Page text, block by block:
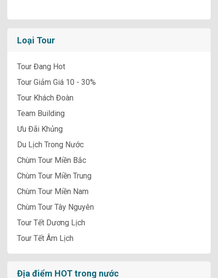
Loại Tour
Tour Đang Hot
Tour Giảm Giá 10 - 30%
Tour Khách Đoàn
Team Building
Ưu Đãi Khủng
Du Lịch Trong Nước
Chùm Tour Miền Bắc
Chùm Tour Miền Trung
Chùm Tour Miền Nam
Chùm Tour Tây Nguyên
Tour Tết Dương Lịch
Tour Tết Âm Lịch
Địa điểm HOT trong nước